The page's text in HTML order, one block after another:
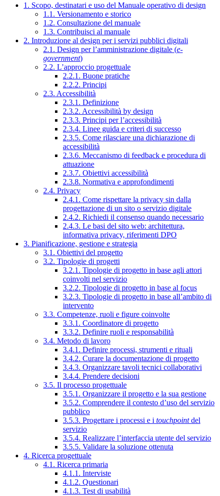
1. Scopo, destinatari e uso del Manuale operativo di design
1.1. Versionamento e storico
1.2. Consultazione del manuale
1.3. Contribuisci al manuale
2. Introduzione al design per i servizi pubblici digitali
2.1. Design per l’amministrazione digitale (e-
government)
2.2. L’approccio progettuale
2.2.1. Buone pratiche
2.2.2. Principi
2.3. Accessibilità
2.3.1. Definizione
2.3.2. Accessibilità by design
2.3.3. Principi per l’accessibilità
2.3.4. Linee guida e criteri di successo
2.3.5. Come rilasciare una dichiarazione di
accessibilità
2.3.6. Meccanismo di feedback e procedura di
attuazione
2.3.7. Obiettivi accessibilità
2.3.8. Normativa e approfondimenti
2.4. Privacy
2.4.1. Come rispettare la privacy sin dalla
progettazione di un sito o servizio digitale
2.4.2. Richiedi il consenso quando necessario
2.4.3. Le basi del sito web: architettura,
informativa privacy, riferimenti DPO
3. Pianificazione, gestione e strategia
3.1. Obiettivi del progetto
3.2. Tipologie di progetti
3.2.1. Tipologie di progetto in base agli attori
coinvolti nel servizio
3.2.2. Tipologie di progetto in base al focus
3.2.3. Tipologie di progetto in base all’ambito di
intervento
3.3. Competenze, ruoli e figure coinvolte
3.3.1. Coordinatore di progetto
3.3.2. Definire ruoli e responsabilità
3.4. Metodo di lavoro
3.4.1. Definire processi, strumenti e rituali
3.4.2. Curare la documentazione di progetto
3.4.3. Organizzare tavoli tecnici collaborativi
3.4.4. Prendere decisioni
3.5. Il processo progettuale
3.5.1. Organizzare il progetto e la sua gestione
3.5.2. Comprendere il contesto d’uso del servizio
pubblico
3.5.3. Progettare i processi e i touchpointdel
servizio
3.5.4. Realizzare l’interfaccia utente del servizio
3.5.5. Validare la soluzione ottenuta
4. Ricerca progettuale
4.1. Ricerca primaria
4.1.1. Interviste
4.1.2. Questionari
4.1.3. Test di usabilità